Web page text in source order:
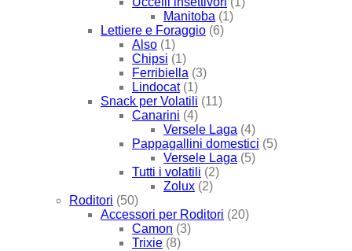
Manitoba (1)
Lettiere e Foraggio (6)
Also (1)
Chipsi (1)
Ferribiella (3)
Lindocat (1)
Snack per Volatili (11)
Canarini (4)
Versele Laga (4)
Pappagallini domestici (5)
Versele Laga (5)
Tutti i volatili (2)
Zolux (2)
Roditori (50)
Accessori per Roditori (20)
Camon (3)
Trixie (8)